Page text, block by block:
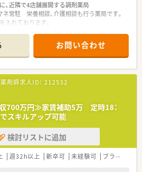
め≫
、施設スタッフやケアマネージャーと連携
自宅や各種高齢者施設を訪問、お薬をお届け
薬に関するご説明やご相談に応じています。在
組みたい方にお勧めです
ている大手企業とは違い、自分の意見が今後の
ていくことがありえる会社です。現状維持よ
的に会社に貢献していきたい方にお勧めです
開しており、県外への異動はほぼありませ
地元の皆さんの健康サポートをしていきたい
長く茨城県で薬剤師として働いていきたい方に
、近隣で4店舗展開する調剤薬局
ネ常駐 栄養相談、介護相談も行う薬局です。
入れております。
しっかりと行います。お問い合わせ
薬剤師求人ID： 212532
収700万円≫家賃補助5万 定時18：
スキルアップ可能
検討リストに追加
週32h以上 新卒可 未経験可 ブランク可